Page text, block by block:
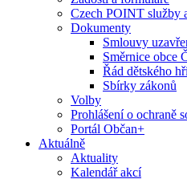
Czech POINT služby
Dokumenty
Smlouvy
Směrnice obce
Řád dětského
Sbírky zákonů
Volby
Prohlášení o ochraně
Portál Občan+
Aktuálně
Aktuality
Kalendář akcí